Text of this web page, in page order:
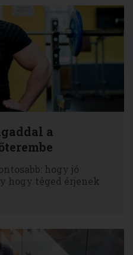
a
hogy jó
hogy téged érjenek